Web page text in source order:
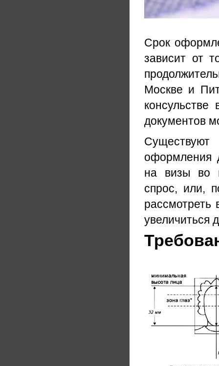
Срок
зависит от
Москве и
документов
оформления
на визы во
спрос, или,
увеличиться